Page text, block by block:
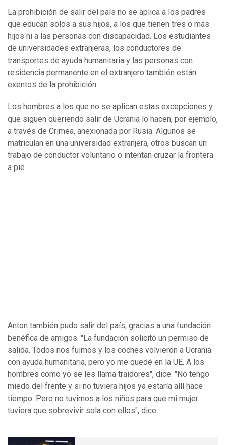
La prohibición de salir del país no se aplica a los padres
que educan solos a sus hijos, a los que tienen tres o más
hijos ni a las personas con discapacidad. Los estudiantes
de universidades extranjeras, los conductores de
transportes de ayuda humanitaria y las personas con
residencia permanente en el extranjero también están
exentos de la prohibición.
Los hombres a los que no se aplican estas excepciones y
que siguen queriendo salir de Ucrania lo hacen, por ejemplo,
a través de Crimea, anexionada por Rusia. Algunos se
matriculan en una universidad extranjera, otros buscan un
trabajo de conductor voluntario o intentan cruzar la frontera
a pie.
Anton también pudo salir del país, gracias a una fundación
benéfica de amigos. "La fundación solicitó un permiso de
salida. Todos nos fuimos y los coches volvieron a Ucrania
con ayuda humanitaria, pero yo me quedé en la UE. A los
hombres como yo se les llama traidores", dice. "No tengo
miedo del frente y si no tuviera hijos ya estaría allí hace
tiempo. Pero no tuvimos a los niños para que mi mujer
tuviera que sobrevivir sola con ellos", dice.